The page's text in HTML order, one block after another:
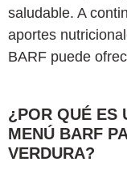
saludable. A
aportes
BARF puede
¿POR QUÉ ES
MENÚ BARF
VERDURA?